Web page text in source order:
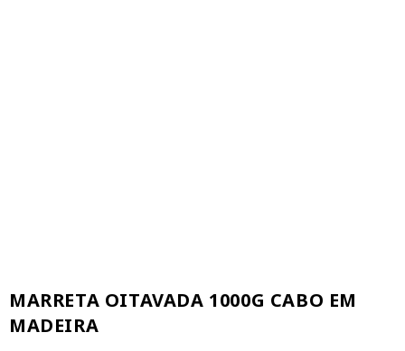
MARRETA OITAVADA 1000G CABO EM
MADEIRA